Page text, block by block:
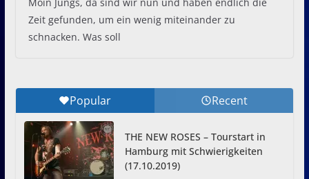
Zeit gefunden, um ein wenig miteinander zu
schnacken. Was soll
Popular Recent
THE NEW ROSES – Tourstart in
Hamburg mit Schwierigkeiten
(17.10.2019)